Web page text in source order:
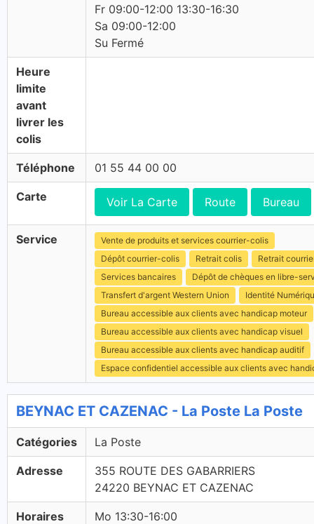
Fr 09:00-12:00 13:30-16:30
Sa 09:00-12:00
Su Fermé
Heure
limite
avant
livrer les
colis
Téléphone 01 55 44 00 00
Carte Voir La Carte Route Bureau
Service
Vente de produits et services courrier-colis
Dépôt courrier-colis
Retrait colis
Retrait
Services bancaires
Dépôt de chèques en libre-
Transfert d'argent Western Union
Identité
Bureau accessible aux clients avec handicap moteur
Bureau accessible aux clients avec handicap visuel
Bureau accessible aux clients avec handicap auditif
Espace confidentiel accessible aux clients avec
BEYNAC ET CAZENAC - La Poste La Poste
Catégories La Poste
Adresse
355 ROUTE DES GABARRIERS
24220 BEYNAC ET CAZENAC
Horaires
Mo 13:30-16:00